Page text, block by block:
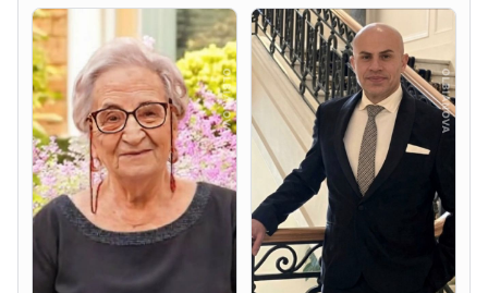
Giovanna Ponsanu Ved.
Decandia
5 agosto 2026
Giuseppe Saba
5 agosto 2026